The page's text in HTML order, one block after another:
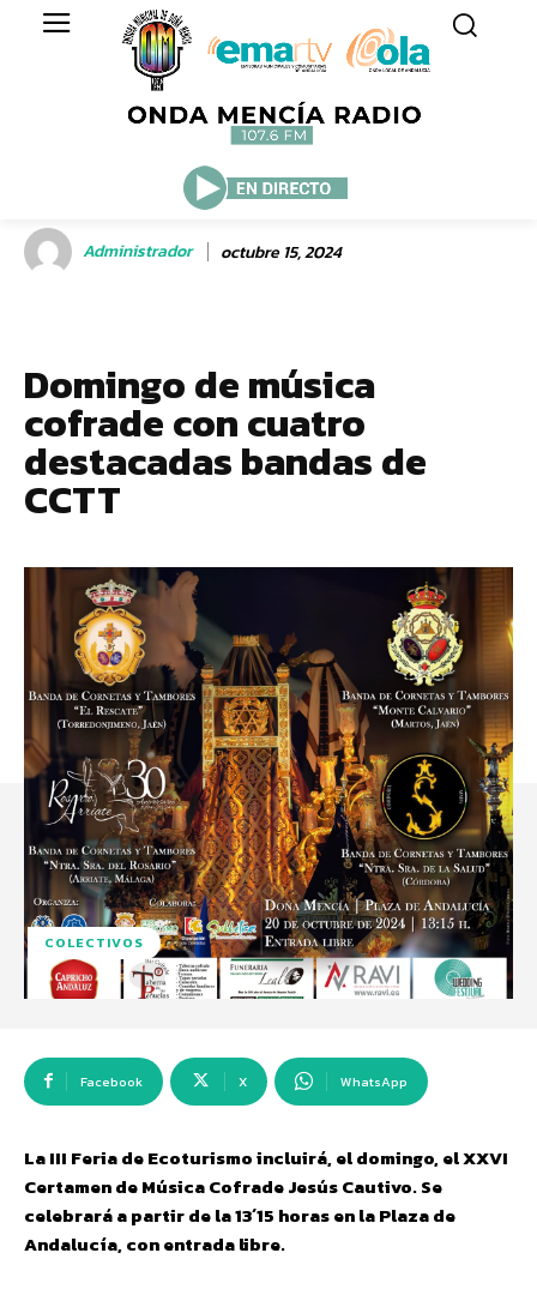
Administrador octubre 15, 2024
Domingo de música
cofrade con cuatro
destacadas bandas de
CCTT
COLECTIVOS
Facebook X WhatsApp
La III Feria de Ecoturismo incluirá, el domingo, el XXVI
Certamen de Música Cofrade Jesús Cautivo. Se
celebrará a partir de la 13´15 horas en la Plaza de
Andalucía, con entrada libre.